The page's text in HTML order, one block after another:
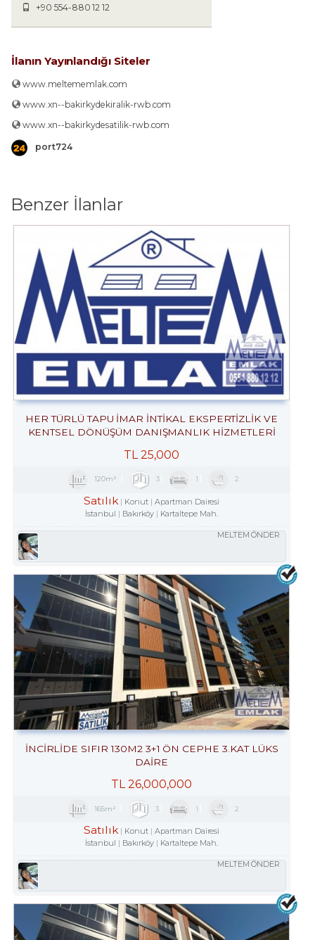
+90 554-880 12 12
İlanın Yayınlandığı Siteler
www.meltememlak.com
www.xn--bakirkydekiralik-rwb.com
www.xn--bakirkydesatilik-rwb.com
port724
Benzer İlanlar
HER TÜRLÜ TAPU İMAR İNTİKAL EKSPERTİZLİK VE
KENTSEL DÖNÜŞÜM DANIŞMANLIK HİZMETLERİ
TL 25,000
120m² 3 1 2
Satılık Konut
Apartman Dairesi
İstanbul
Bakırköy Kartaltepe Mah.
MELTEM ÖNDER
İNCİRLİDE SIFIR 130M2 3+1 ÖN CEPHE 3.KAT LÜKS
DAİRE
TL26,000,000
165m² 3 1 2
Satılık Konut
Apartman Dairesi
İstanbul
Bakırköy Kartaltepe Mah.
MELTEM ÖNDER